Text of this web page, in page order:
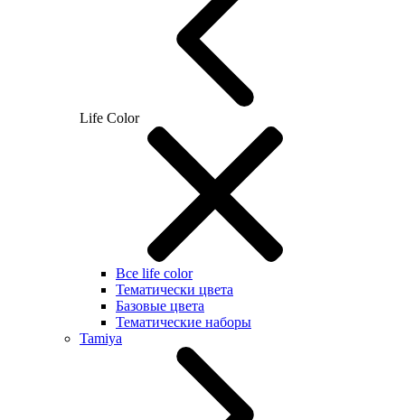
Life Color
Все life color
Тематически цвета
Базовые цвета
Тематические наборы
Tamiya